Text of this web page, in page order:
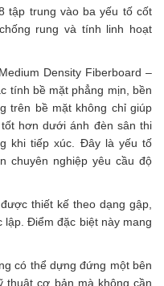
tập trung vào ba yếu tố cốt
rung và tính linh hoạt
Density Fiberboard –
tính bề mặt phẳng mịn, bền
trên bề mặt không chỉ giúp
hơn dưới ánh đèn sân thi
khi tiếp xúc. Đây là yếu tố
chuyên nghiệp yêu cầu độ
thiết kế theo dạng gập,
Điểm đặc biệt này mang
có thể dựng đứng một bên
thuật cơ bản mà không cần